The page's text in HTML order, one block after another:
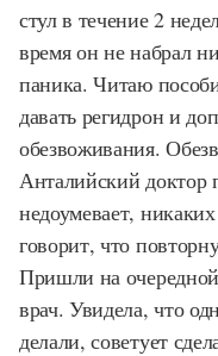
стул в течение 2
время он не набрал
паника. Читаю
давать регидрон и
обезвоживания.
Анталийский доктор
недоумевает,
говорит, что
Пришли на
врач. Увидела, что
делали, советует